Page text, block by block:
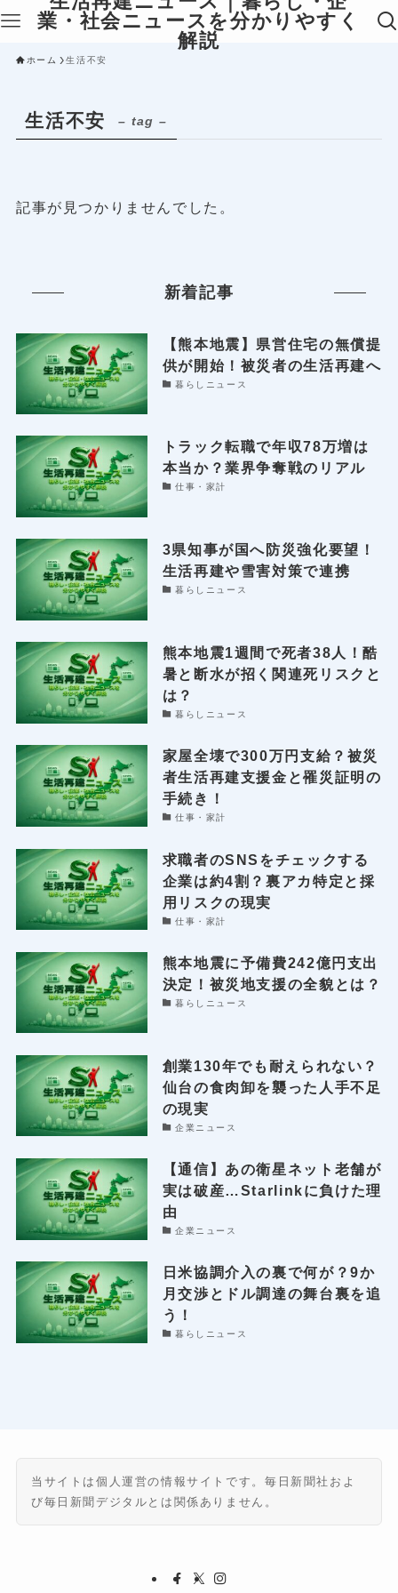
業・社会ニュースを分かりやすく
解説
ホーム 生活不安
生活不安 – tag –
記事が見つかりませんでした。
新着記事
【熊本地震】県営住宅の無償提
供が開始！被災者の生活再建へ
暮らしニュース
トラック転職で年収78万増は
本当か？業界争奪戦のリアル
仕事・家計
3県知事が国へ防災強化要望！
生活再建や雪害対策で連携
暮らしニュース
熊本地震1週間で死者38人！酷
暑と断水が招く関連死リスクと
は？
暮らしニュース
家屋全壊で300万円支給？被災
者生活再建支援金と罹災証明の
手続き！
仕事・家計
求職者のSNSをチェックする
企業は約4割？裏アカ特定と採
用リスクの現実
仕事・家計
熊本地震に予備費242億円支出
決定！被災地支援の全貌とは？
暮らしニュース
創業130年でも耐えられない？
仙台の食肉卸を襲った人手不足
の現実
企業ニュース
【通信】あの衛星ネット老舗が
実は破産…Starlinkに負けた理
由
企業ニュース
日米協調介入の裏で何が？9か
月交渉とドル調達の舞台裏を追
う！
暮らしニュース
当サイトは個人運営の情報サイトです。毎日新聞社およ
び毎日新聞デジタルとは関係ありません。